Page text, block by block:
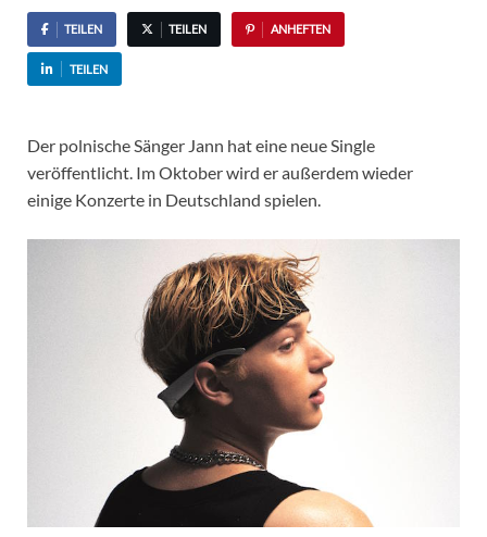
TEILEN TEILEN ANHEFTEN
TEILEN
Der polnische Sänger Jann hat eine neue Single
veröffentlicht. Im Oktober wird er außerdem wieder
einige Konzerte in Deutschland spielen.